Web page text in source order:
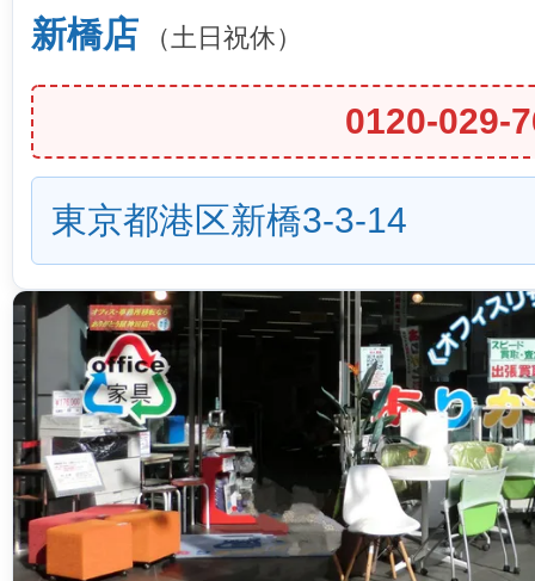
新橋店 （土日祝休）
0120-029-
東京都港区新橋3-3-14